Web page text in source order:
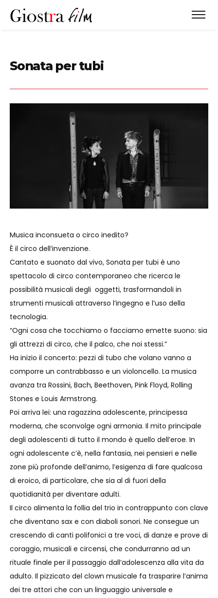
Sonata per tubi
Musica inconsueta o circo inedito?
È il circo dell’invenzione.
Cantato e suonato dal vivo, Sonata per tubi è uno
spettacolo di circo contemporaneo che ricerca le
possibilità musicali degli oggetti, trasformandoli in
strumenti musicali attraverso l’ingegno e l’uso della
tecnologia.
“Ogni cosa che tocchiamo o facciamo emette suono: sia
gli attrezzi di circo, che il palco, che noi stessi.”
Ha inizio il concerto: pezzi di tubo che volano vanno a
comporre un contrabbasso e un violoncello. La musica
avanza tra Rossini, Bach, Beethoven, Pink Floyd, Rolling
Stones e Louis Armstrong.
Poi arriva lei: una ragazzina adolescente, principessa
moderna, che sconvolge ogni armonia. Il mito principale
degli adolescenti di tutto il mondo è quello dell’eroe. In
ogni adolescente c’è, nella fantasia, nei pensieri e nelle
zone più profonde dell’animo, l’esigenza di fare qualcosa
di eroico, di particolare, che sia al di fuori della
quotidianità per diventare adulti.
Il circo alimenta la follia del trio in contrappunto con clave
che diventano sax e con diaboli sonori. Ne consegue un
crescendo di canti polifonici a tre voci, di danze e prove di
coraggio, musicali e circensi, che condurranno ad un
rituale finale per il passaggio dall’adolescenza alla vita da
adulto. Il pizzicato del clown musicale fa trasparire l’anima
dei tre attori che con un linguaggio universale e